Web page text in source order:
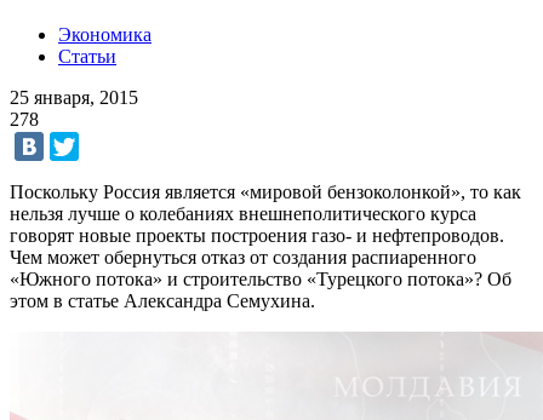
Экономика
Статьи
25 января, 2015
278
Поскольку Россия является «мировой бензоколонкой», то как
нельзя лучше о колебаниях внешнеполитического курса
говорят новые проекты построения газо- и нефтепроводов.
Чем может обернуться отказ от создания распиаренного
«Южного потока» и строительство «Турецкого потока»? Об
этом в статье Александра Семухина.